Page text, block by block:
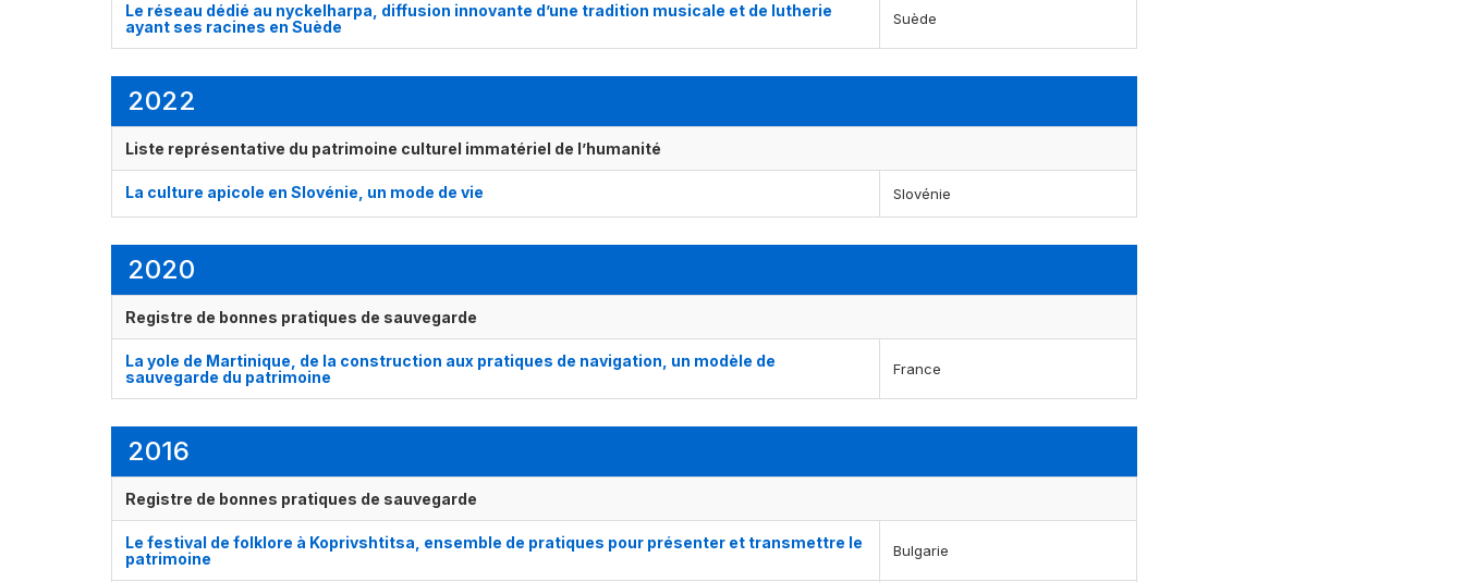
Le réseau dédié au nyckelharpa, diffusion innovante d’une tradition musicale et de lutherie
ayant ses racines en Suède
Suède
2022
Liste représentative du patrimoine culturel immatériel de l’humanité
La culture apicole en Slovénie, un mode de vie Slovénie
2020
Registre de bonnes pratiques de sauvegarde
La yole de Martinique, de la construction aux pratiques de navigation, un modèle de
sauvegarde du patrimoine
France
2016
Registre de bonnes pratiques de sauvegarde
Le festival de folklore à Koprivshtitsa, ensemble de pratiques pour présenter et transmettre le
patrimoine
Bulgarie